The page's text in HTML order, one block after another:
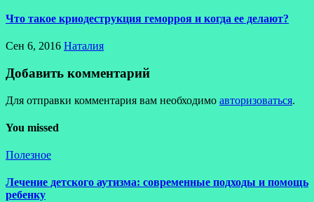
Что такое криодеструкция геморроя и когда ее делают?
Сен 6, 2016 Наталия
Добавить комментарий
Для отправки комментария вам необходимо авторизоваться.
You missed
Полезное
Лечение детского аутизма: современные подходы и помощь
ребенку